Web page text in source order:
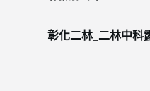
彰化二林_二林中科